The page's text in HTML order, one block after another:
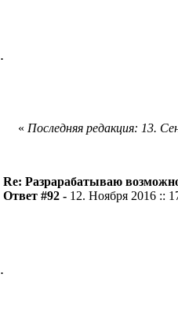
.
« Последняя редакция: 13.
Re: Разрарабатываю
Ответ #92 - 12. Ноября 2016 ::
.